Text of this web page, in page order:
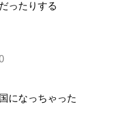
ったりする
になっちゃった